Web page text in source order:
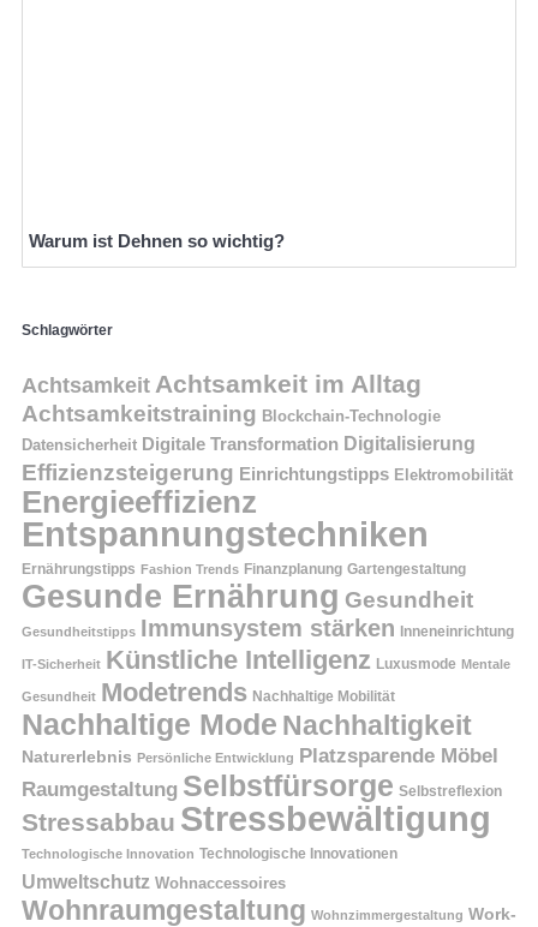
Warum ist Dehnen so wichtig?
Schlagwörter
Achtsamkeit Achtsamkeit im Alltag
Achtsamkeitstraining Blockchain-Technologie
Datensicherheit Digitale Transformation Digitalisierung
Effizienzsteigerung Einrichtungstipps Elektromobilität
Energieeffizienz
Entspannungstechniken
Ernährungstipps Fashion Trends Finanzplanung Gartengestaltung
Gesunde Ernährung Gesundheit
Gesundheitstipps Immunsystem stärken Inneneinrichtung
IT-Sicherheit Künstliche Intelligenz Luxusmode Mentale
Gesundheit Modetrends Nachhaltige Mobilität
Nachhaltige Mode Nachhaltigkeit
Naturerlebnis Persönliche Entwicklung Platzsparende Möbel
Raumgestaltung Selbstfürsorge Selbstreflexion
Stressabbau Stressbewältigung
Technologische Innovation Technologische Innovationen
Umweltschutz Wohnaccessoires
Wohnraumgestaltung Wohnzimmergestaltung Work-